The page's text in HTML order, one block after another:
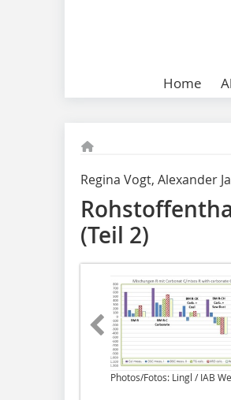
Home
Regina Vogt, Alexander
(Teil 2)
Photos/Fotos: Lingl / IAB